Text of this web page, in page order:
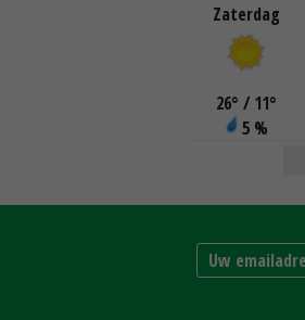
Zaterdag
26° / 11°
5 %